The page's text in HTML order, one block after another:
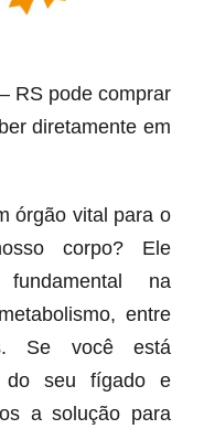
RS pode comprar
diretamente em
órgão vital para o
corpo? Ele
na
entre
Se você está
do seu fígado e
a solução para